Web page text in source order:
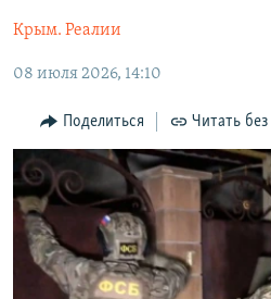
ТЕЛЕПРОЕКТ КРЫМ.РЕАЛИИ
СОВЕТЫ ПРАВОЗАЩИТНИКОВ
ПРОПАВШИЕ БЕЗ ВЕСТИ
ПОБЕДИТЕЛЕЙ НЕ СУДЯТ?
КРЫМ.НЕПОКОРЕННЫЙ
ELIFBE
КАК ОБОЙТИ БЛОКИРОВКУ
ПРИСОЕДИНЯЙТЕСЬ!
Крым. Реалии
08 июля 2026, 14:10
Поделиться Читать без